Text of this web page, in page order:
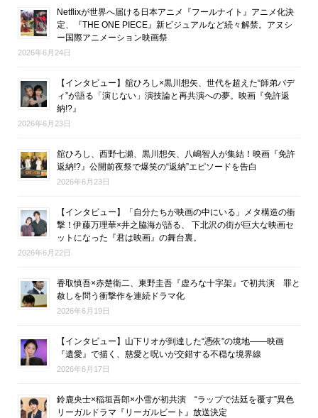
Netflixが世界へ届ける日本アニメ『フールナイト』アニメ化決
定、『THE ONE PIECE』新ビジュアルなど続々解禁。アヌシ
ー国際アニメーション映画祭
2026年6月24日
【インタビュー】舘ひろし×黒川想矢、世代を超えた“師弟バデ
ィ”が語る「演じない」演技論と再共演への夢。映画『免許返
納!?』
2026年6月23日
舘ひろし、西野七瀬、黒川想矢、八嶋智人が集結！映画『免許
返納!?』公開前夜祭で爆笑の“返納”エピソードを告白
2026年6月23日
【インタビュー】「自分たちが映画の中にいる」メタ構造の衝
撃！伊藤万理華×井之脇海が語る、 下北沢の街が巨大な映画セ
ットになった『君は映画』の舞台裏。
2026年6月22日
香取慎吾×赤楚衛二、東野圭吾『虚ろな十字架』で初共演 罪と
赦しを問う衝撃作を連続ドラマ化
2026年6月19日
【インタビュー】山下リオが到達した“憑依”の境地――映画
『遺愛』で描く、慈愛と呪いが交錯する不穏な境界線
2026年6月17日
鈴鹿央士×稲垣吾郎×小雪が初共演 “ラップで法廷を覆す”異色
リーガルドラマ『リーガルビート』放送決定